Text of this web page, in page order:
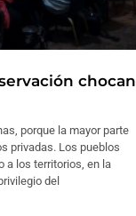
chocan
porque la mayor parte
privadas. Los pueblos
a los territorios, en la
del